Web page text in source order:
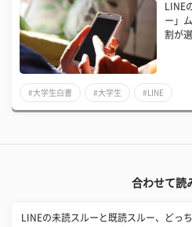
LINE
ー」
割が
#大学生白書 #大学生 #LINE
合わせて読
LINEの未読スルーと既読スルー、どっ